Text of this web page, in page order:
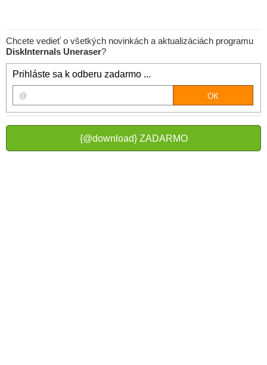
Chcete vedieť o všetkých novinkách a aktualizáciách programu
DiskInternals Uneraser?
Prihláste sa k odberu zadarmo ...
{@download} ZADARMO